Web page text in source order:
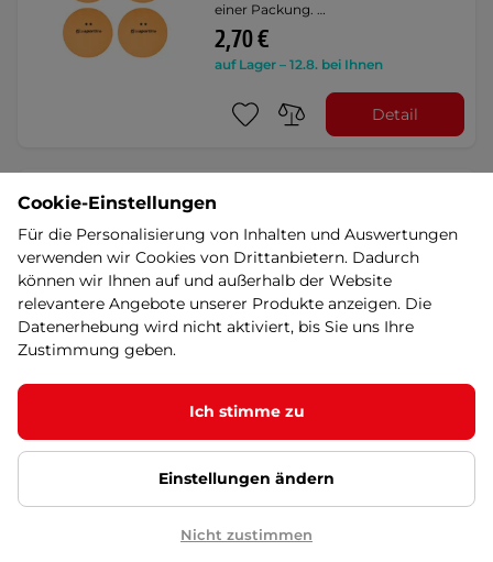
einer Packung. …
2,70 €
auf Lager – 12.8. bei Ihnen
Detail
Tischtennisbälle - weiß
5(1)
Bälle mit langer Lebensdauer und
Haltbarkeit, zwei Sterne, 6 Stück in
einer Packung. …
2,70 €
inSPORTline Elisenda S3 6ks
Cookie-Einstellungen
Für die Personalisierung von Inhalten und Auswertungen
verwenden wir Cookies von Drittanbietern. Dadurch
können wir Ihnen auf und außerhalb der Website
relevantere Angebote unserer Produkte anzeigen. Die
Datenerhebung wird nicht aktiviert, bis Sie uns Ihre
Zustimmung geben.
Ich stimme zu
Einstellungen ändern
Nicht zustimmen